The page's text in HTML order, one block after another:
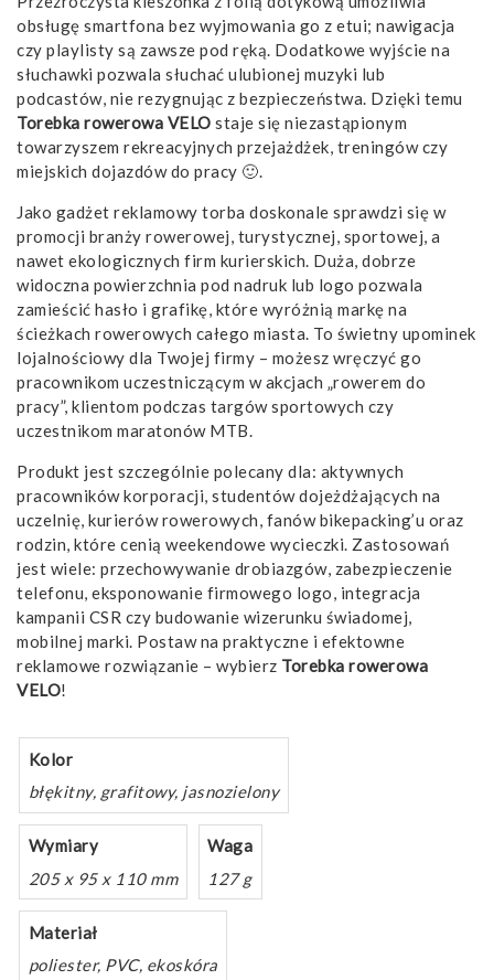
obsługę smartfona bez wyjmowania go z etui; nawigacja
czy playlisty są zawsze pod ręką. Dodatkowe wyjście na
słuchawki pozwala słuchać ulubionej muzyki lub
podcastów, nie rezygnując z bezpieczeństwa. Dzięki temu
Torebka rowerowa VELO staje się niezastąpionym
towarzyszem rekreacyjnych przejażdżek, treningów czy
miejskich dojazdów do pracy 🙂.
Jako gadżet reklamowy torba doskonale sprawdzi się w
promocji branży rowerowej, turystycznej, sportowej, a
nawet ekologicznych firm kurierskich. Duża, dobrze
widoczna powierzchnia pod nadruk lub logo pozwala
zamieścić hasło i grafikę, które wyróżnią markę na
ścieżkach rowerowych całego miasta. To świetny upominek
lojalnościowy dla Twojej firmy – możesz wręczyć go
pracownikom uczestniczącym w akcjach „rowerem do
pracy”, klientom podczas targów sportowych czy
uczestnikom maratonów MTB.
Produkt jest szczególnie polecany dla: aktywnych
pracowników korporacji, studentów dojeżdżających na
uczelnię, kurierów rowerowych, fanów bikepacking’u oraz
rodzin, które cenią weekendowe wycieczki. Zastosowań
jest wiele: przechowywanie drobiazgów, zabezpieczenie
telefonu, eksponowanie firmowego logo, integracja
kampanii CSR czy budowanie wizerunku świadomej,
mobilnej marki. Postaw na praktyczne i efektowne
reklamowe rozwiązanie – wybierz Torebka rowerowa
VELO!
Kolor
błękitny, grafitowy, jasnozielony
Wymiary
205 x 95 x 110 mm
Waga
127 g
Materiał
poliester, PVC, ekoskóra